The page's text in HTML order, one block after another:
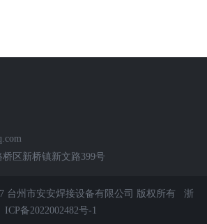
区新桥镇新文路399号
台州市安安焊接设备有限公司 版权所有 浙
ICP备2022002482号-1